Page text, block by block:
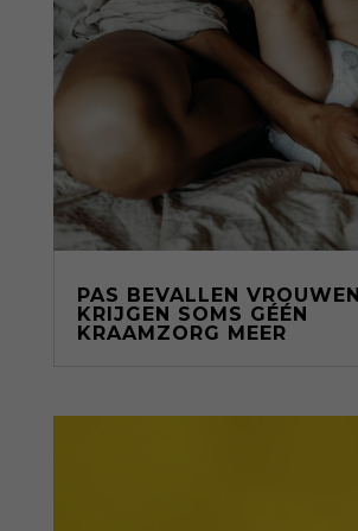
PAS BEVALLEN VROUWEN
KRIJGEN SOMS GÉÉN
KRAAMZORG MEER